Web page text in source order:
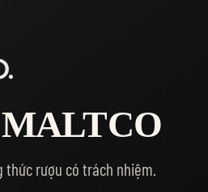
từ gỗ sồi.
thức rượu có trách nhiệm.